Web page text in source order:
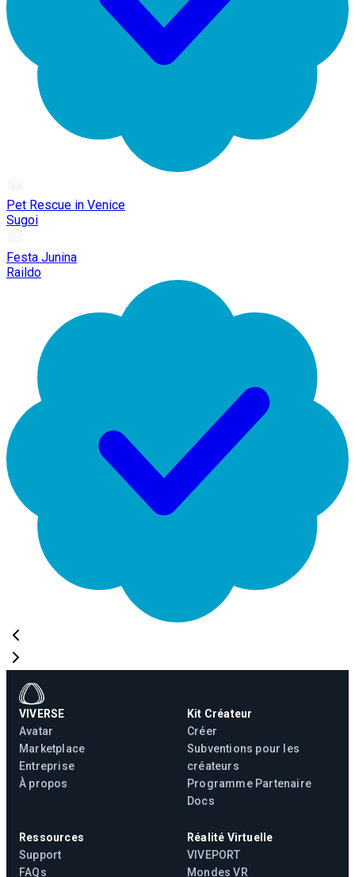
Pet Rescue in Venice
Sugoi
Festa Junina
Raildo
VIVERSE
Avatar
Marketplace
Entreprise
À propos
Kit Créateur
Créer
Subventions pour les
créateurs
Programme Partenaire
Docs
Ressources
Support
FAQs
Réalité Virtuelle
VIVEPORT
Mondes VR